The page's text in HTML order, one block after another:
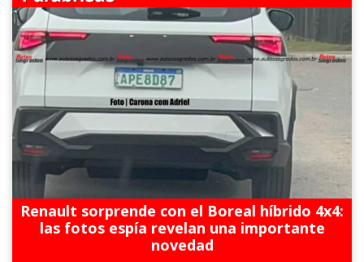
Renault sorprende con el Boreal híbrido 4x4:
las fotos espía revelan una importante
novedad